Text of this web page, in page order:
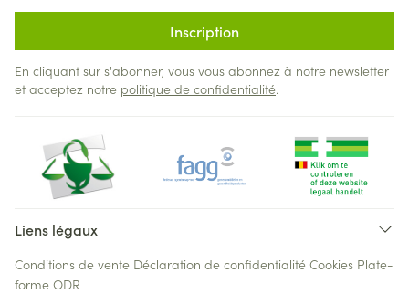
Inscription
En cliquant sur s'abonner, vous vous abonnez à notre newsletter
et acceptez notre politique de confidentialité.
Liens légaux
Conditions de vente Déclaration de confidentialité Cookies Plate-
forme ODR